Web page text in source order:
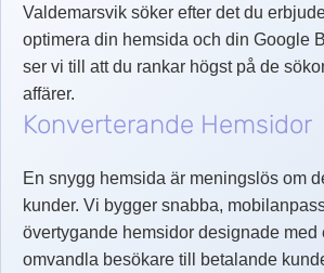
Valdemarsvik söker efter det du
optimera din hemsida och din Google
ser vi till att du rankar högst på de
affärer.
Konverterande Hemsidor
En snygg hemsida är meningslös om
kunder. Vi bygger snabba,
övertygande hemsidor designade med
omvandla besökare till betalande